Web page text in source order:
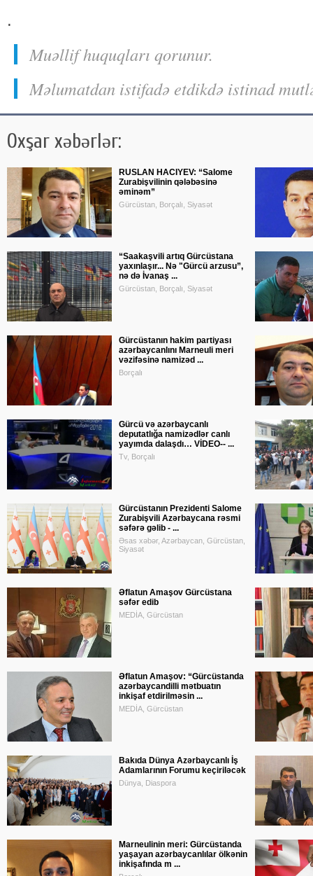
.
Muəllif huquqları qorunur.
Məlumatdan istifadə etdikdə istinad
Oxşar xəbərlər:
RUSLAN HACIYEV: “Salome
Zurabişvilinin qələbəsinə
əminəm”
Gürcüstan, Borçalı, Siyasət
“Saakaşvili artıq Gürcüstana
yaxınlaşır... Nə "Gürcü arzusu”,
nə də İvanaş ...
Gürcüstan, Borçalı, Siyasət
Gürcüstanın hakim partiyası
azərbaycanlını Marneuli meri
vəzifəsinə namizəd ...
Borçalı
Gürcü və azərbaycanlı
deputatlığa namizədlər canlı
yayımda dalaşdı… VİDEO-- ...
Tv, Borçalı
Gürcüstanın Prezidenti Salome
Zurabişvili Azərbaycana rəsmi
səfərə gəlib - ...
Əsas xəbər, Azərbaycan, Gürcüstan,
Siyasət
Əflatun Amaşov Gürcüstana
səfər edib
MEDİA, Gürcüstan
Əflatun Amaşov: “Gürcüstanda
azərbaycandilli mətbuatın
inkişaf etdirilməsin ...
MEDİA, Gürcüstan
Bakıda Dünya Azərbaycanlı İş
Adamlarının Forumu keçiriləcək
Dünya, Diaspora
Marneulinin meri: Gürcüstanda
yaşayan azərbaycanlılar ölkənin
inkişafında m ...